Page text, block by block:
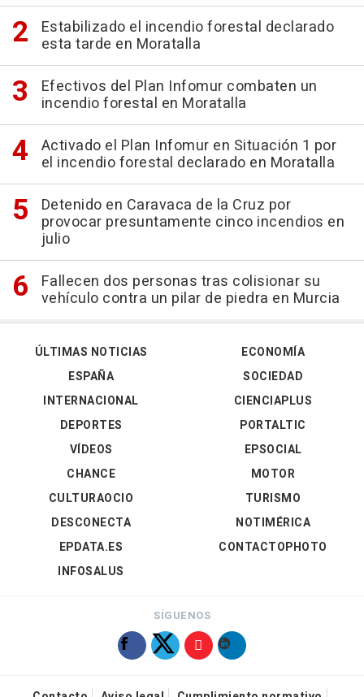
Estabilizado el incendio forestal declarado
esta tarde en Moratalla
Efectivos del Plan Infomur combaten un
incendio forestal en Moratalla
Activado el Plan Infomur en Situación 1 por
el incendio forestal declarado en Moratalla
Detenido en Caravaca de la Cruz por
provocar presuntamente cinco incendios en
julio
Fallecen dos personas tras colisionar su
vehículo contra un pilar de piedra en Murcia
ÚLTIMAS NOTICIAS
ESPAÑA
INTERNACIONAL
DEPORTES
VÍDEOS
ECONOMÍA
SOCIEDAD
CIENCIAPLUS
PORTALTIC
EPSOCIAL
CHANCE
CULTURAOCIO
DESCONECTA
EPDATA.ES
INFOSALUS
MOTOR
TURISMO
NOTIMÉRICA
CONTACTOPHOTO
SÍGUENOS